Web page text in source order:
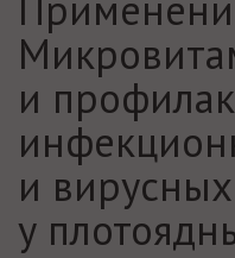
и
и
у